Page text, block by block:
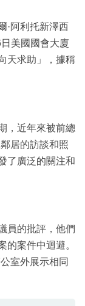
·阿利托新澤西
美國國會大廈
天求助」，據稱
，近年來被前總
居的訪談和照
了廣泛的關注和
員的批評，他們
的案件中迴避。
室外展示相同